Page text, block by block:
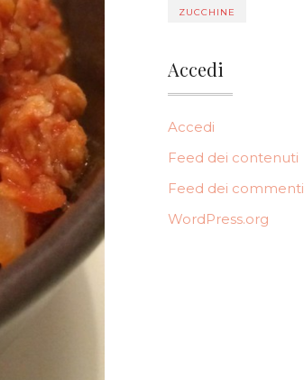
ZUCCHINE
Accedi
Accedi
Feed dei contenuti
Feed dei commenti
WordPress.org